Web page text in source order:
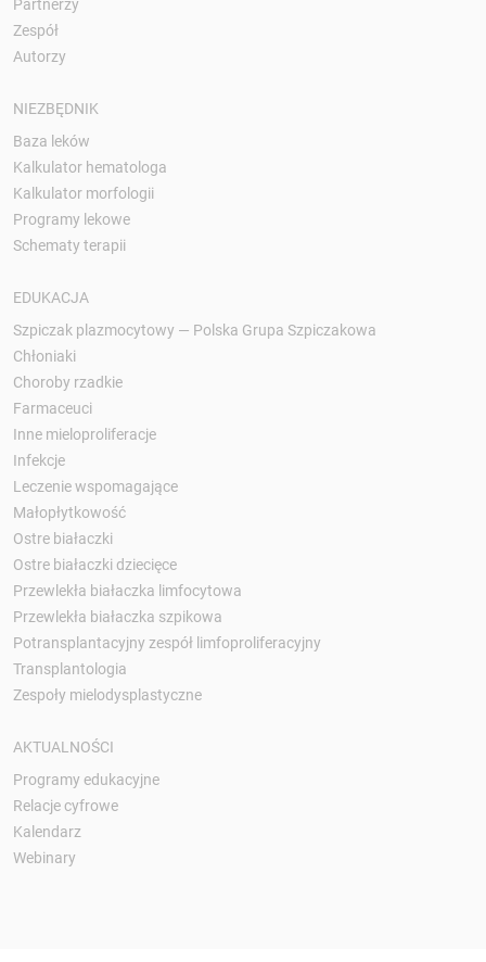
Partnerzy
Zespół
Autorzy
NIEZBĘDNIK
Baza leków
Kalkulator hematologa
Kalkulator morfologii
Programy lekowe
Schematy terapii
EDUKACJA
Szpiczak plazmocytowy — Polska Grupa Szpiczakowa
Chłoniaki
Choroby rzadkie
Farmaceuci
Inne mieloproliferacje
Infekcje
Leczenie wspomagające
Małopłytkowość
Ostre białaczki
Ostre białaczki dziecięce
Przewlekła białaczka limfocytowa
Przewlekła białaczka szpikowa
Potransplantacyjny zespół limfoproliferacyjny
Transplantologia
Zespoły mielodysplastyczne
AKTUALNOŚCI
Programy edukacyjne
Relacje cyfrowe
Kalendarz
Webinary